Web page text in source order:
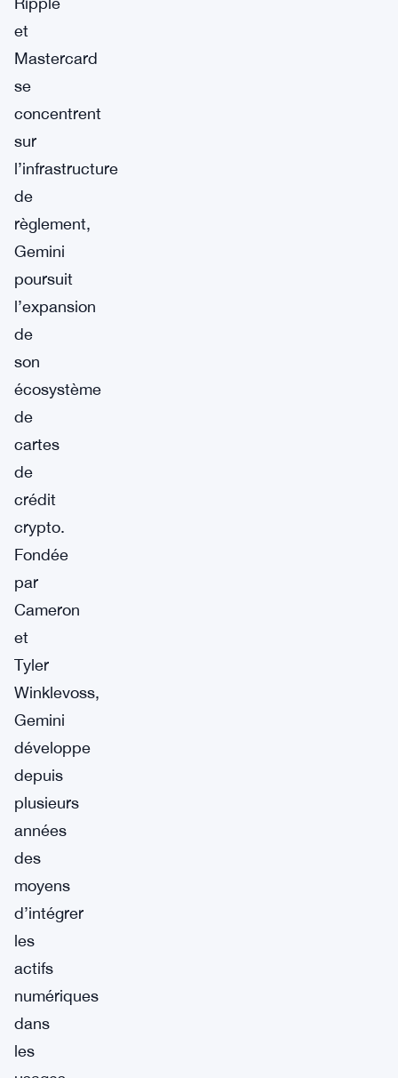
et
Mastercard
se
concentrent
sur
l’infrastructure
de
règlement,
Gemini
poursuit
l’expansion
de
son
écosystème
de
cartes
de
crédit
crypto.
Fondée
par
Cameron
et
Tyler
Winklevoss,
Gemini
développe
depuis
plusieurs
années
des
moyens
d’intégrer
les
actifs
numériques
dans
les